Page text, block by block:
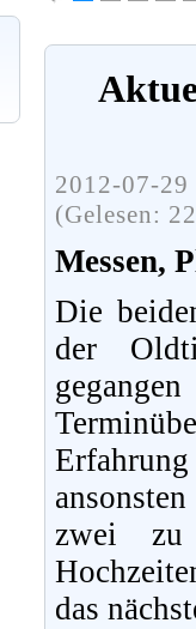
2012-07-
(Gelesen:
Messen,
Die
der
zwei zu
das